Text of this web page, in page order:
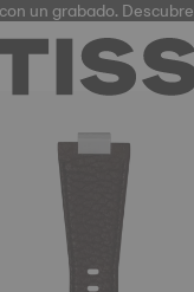
un grabado. Descubre